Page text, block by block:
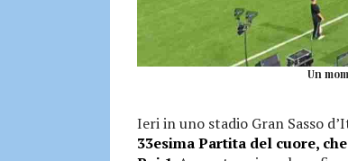
Un
Ieri in uno stadio Gran Sasso
33esima Partita del cuore,